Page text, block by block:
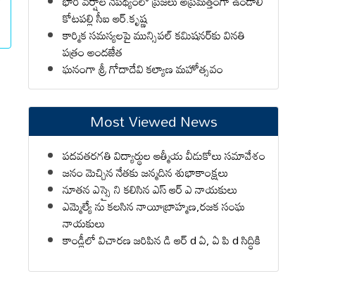
కోటపల్లి సీఐ ఆర్.కృష్ణ
కార్మిక సమస్యలపై మున్సిపల్ కమిషనర్‌కు వినతి
పత్రం అందజేత
ఘనంగా శ్రీ గోదాదేవి కల్యాణ మహోత్సవం
Most Viewed News
పదవతరగతి విద్యార్థుల ఆత్మీయ వీడుకోలు సమావేశం
జనం మెచ్చిన నేతకు జన్మదిన శుభాకాంక్షలు
నూతన ఎస్సై ని కలిసిన ఎస్ ఆర్ ఎ నాయకులు
ఎమ్మెల్యే ను కలసిన నాయీబ్రాహ్మణ,రజక సంఘ
నాయకులు
కాండ్లీలో విచారణ జరిపిన డి ఆర్ d ఏ, ఏ పి d సిద్ధికి